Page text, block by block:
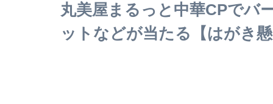
丸美屋まるっと中華CPでバ
ットなどが当たる【はがき